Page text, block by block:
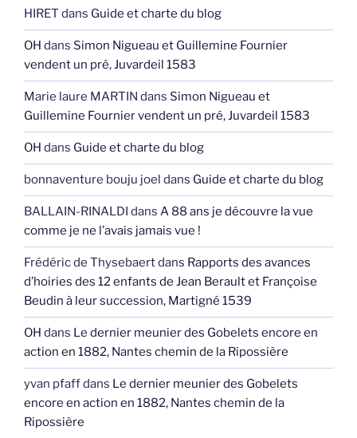
HIRET dans Guide et charte du blog
OH dans Simon Nigueau et Guillemine Fournier
vendent un pré, Juvardeil 1583
Marie laure MARTIN dans Simon Nigueau et
Guillemine Fournier vendent un pré, Juvardeil 1583
OH dans Guide et charte du blog
bonnaventure bouju joel dans Guide et charte du blog
BALLAIN-RINALDI dans A 88 ans je découvre la vue
comme je ne l’avais jamais vue !
Frédéric de Thysebaertdans Rapports des avances
d’hoiries des 12 enfants de Jean Berault et Françoise
Beudin à leur succession, Martigné 1539
OH dans Le dernier meunier des Gobelets encore en
action en 1882, Nantes chemin de la Ripossière
yvan pfaffdans Le dernier meunier des Gobelets
encore en action en 1882, Nantes chemin de la
Ripossière